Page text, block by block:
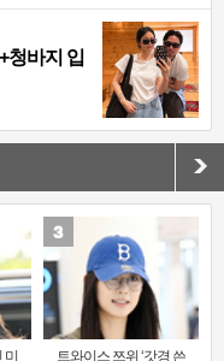
청바지 입
트와이스 쯔위 ‘갓경 쓴